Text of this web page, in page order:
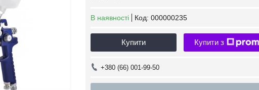
В наявності Код: 000000235
Купити Купити з
+380 (66) 001-99-50